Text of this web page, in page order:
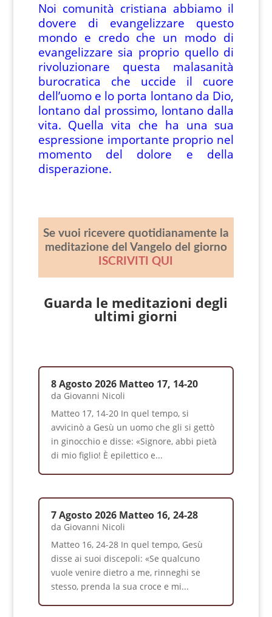
Noi comunità cristiana abbiamo il
dovere di evangelizzare questo
mondo e credo che un modo di
evangelizzare sia proprio quello di
rivoluzionare questa malasanità
burocratica che uccide il cuore
dell’uomo e lo porta lontano da Dio,
lontano dal prossimo, lontano dalla
vita. Quella vita che ha una sua
espressione importante proprio nel
momento del dolore e della
disperazione.
Se vuoi ricevere quotidianamente la
meditazione del Vangelo del giorno
ISCRIVITI QUI
Guarda le meditazioni degli
ultimi giorni
8 Agosto 2026 Matteo 17, 14-20
da Giovanni Nicoli
Matteo 17, 14-20 In quel tempo, si
avvicinò a Gesù un uomo che gli si gettò
in ginocchio e disse: «Signore, abbi pietà
di mio figlio! È epilettico e...
7 Agosto 2026 Matteo 16, 24-28
da Giovanni Nicoli
Matteo 16, 24-28 In quel tempo, Gesù
disse ai suoi discepoli: «Se qualcuno
vuole venire dietro a me, rinneghi se
stesso, prenda la sua croce e mi...